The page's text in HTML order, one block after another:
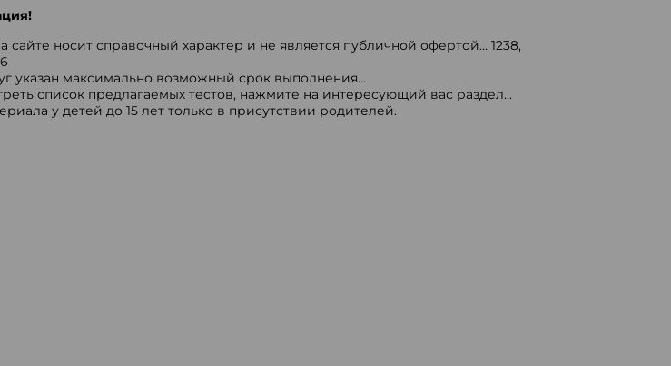
носит справочный характер и не является публичной офертой... 1238,
указан максимально возможный срок выполнения...
список предлагаемых тестов, нажмите на интересующий вас раздел...
у детей до 15 лет только в присутствии родителей.